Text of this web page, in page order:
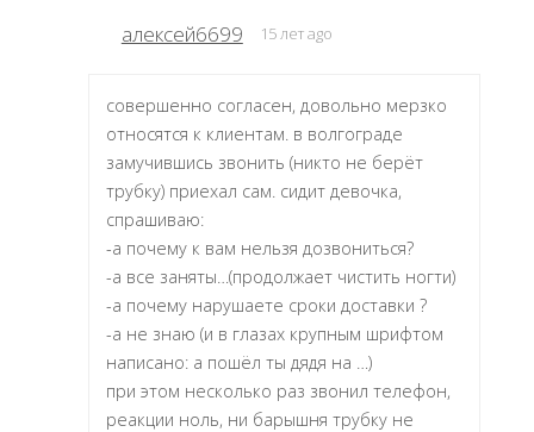
алексей6699 15 лет ago
совершенно согласен, довольно мерзко
относятся к клиентам. в волгограде
замучившись звонить (никто не берёт
трубку) приехал сам. сидит девочка,
спрашиваю:
-а почему к вам нельзя дозвониться?
-а все заняты…(продолжает чистить ногти)
-а почему нарушаете сроки доставки ?
-а не знаю (и в глазах крупным шрифтом
написано: а пошёл ты дядя на …)
при этом несколько раз звонил телефон,
реакции ноль, ни барышня трубку не